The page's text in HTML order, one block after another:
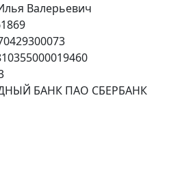
Валерьевич
БАНК ПАО СБЕРБАНК